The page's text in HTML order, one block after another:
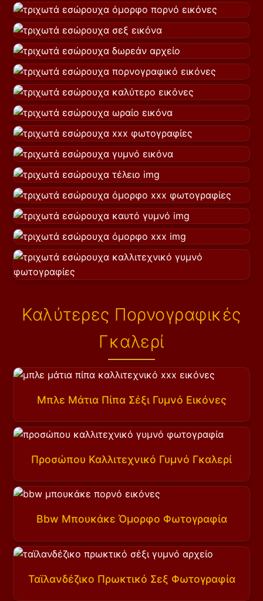
Καλύτερες Πορνογραφικές
Γκαλερί
Μπλε Μάτια Πίπα Σέξι Γυμνό Εικόνες
Προσώπου Καλλιτεχνικό Γυμνό Γκαλερί
Bbw Μπουκάκε Όμορφο Φωτογραφία
Ταϊλανδέζικο Πρωκτικό Σεξ Φωτογραφία